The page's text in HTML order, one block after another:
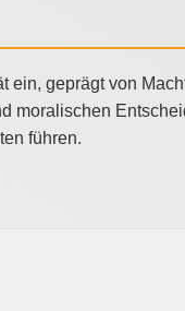
ein, geprägt von
moralischen
führen.